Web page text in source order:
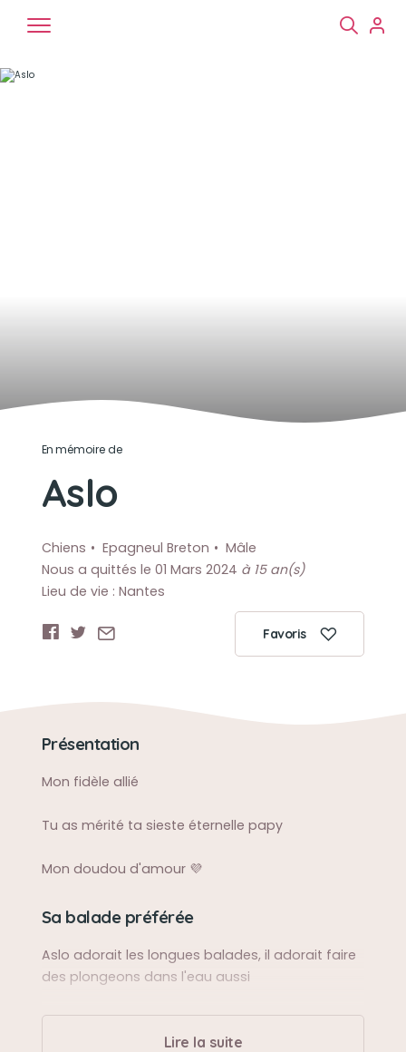
En mémoire de
Aslo
Chiens Epagneul Breton
Mâle
Nous a quittés le 01 Mars 2024 à 15 an(s)
Lieu de vie : Nantes
Favoris
Présentation
Mon fidèle allié
Tu as mérité ta sieste éternelle papy
Mon doudou d'amour 💜
Sa balade préférée
Aslo adorait les longues balades, il adorait faire
des plongeons dans l'eau aussi
Lire la suite